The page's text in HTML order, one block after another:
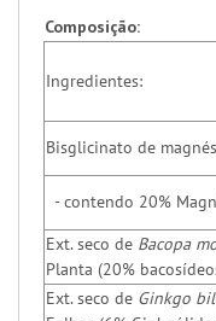
Composição:
Ingredientes:
Bisglicinato de
- contendo 20%
Ext. seco de Bacopa
Planta (20%
Ext. seco de Ginkgo